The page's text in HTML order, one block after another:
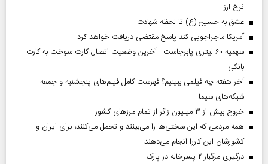
نرخ ارز
عشق به حسین (ع) تا لحظه شهادت
آمریکا ماجراجویی کند پاسخ مقتضی دریافت خواهد کرد
سهمیه ۶۰ لیتری پابرجاست | آخرین وضعیت اتصال کارت سوخت به کارت
بانکی
آخر هفته چه فیلمی ببینیم؟ فهرست کامل فیلم‌های پنجشنبه و جمعه
شبکه‌های سیما
خروج بیش از ۳ میلیون زائر از تمام مرز‌های کشور
همه مردمی که این سختی‌ها را می‌بینند و تحمل می‌کنند، برای ایران و
کشورشان این کاررا انجام می‌دهند
درگیری مرگبار ۲ پسرخاله در پارک